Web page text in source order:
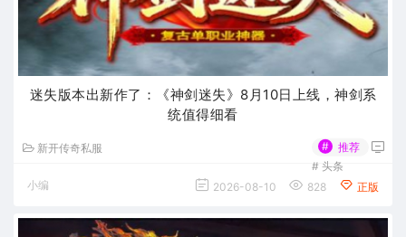
迷失版本出新作了：《神剑迷失》8月10日上线，神剑系
统值得细看
新开传奇私服 #
推荐
# 头条
小编
2026-08-10 828 正版